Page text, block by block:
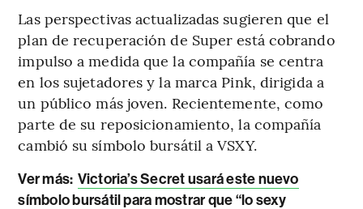
Las perspectivas actualizadas sugieren que el
plan de recuperación de Super está cobrando
impulso a medida que la compañía se centra
en los sujetadores y la marca Pink, dirigida a
un público más joven. Recientemente, como
parte de su reposicionamiento, la compañía
cambió su símbolo bursátil a VSXY.
Ver más: Victoria’s Secret usará este nuevo
símbolo bursátil para mostrar que “lo sexy